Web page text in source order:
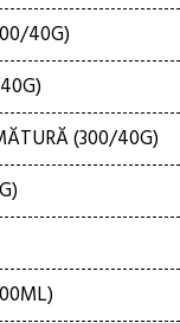
40G)
(300/40G)